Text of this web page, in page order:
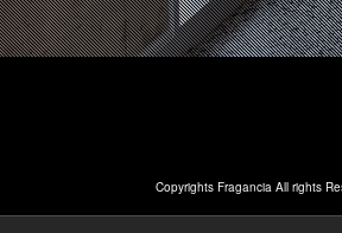
Copyrights Fragancia All rights